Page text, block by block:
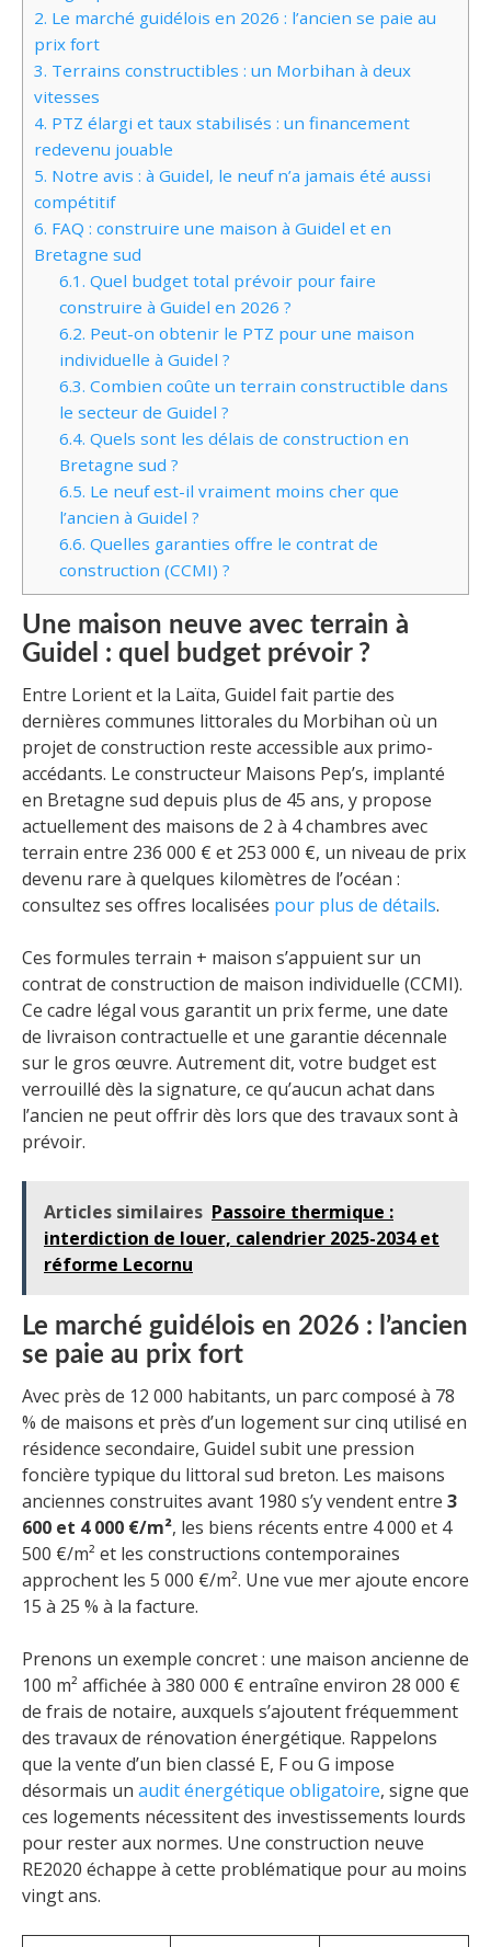
2. Le marché guidélois en 2026 : l’ancien se paie au
prix fort
3. Terrains constructibles : un Morbihan à deux
vitesses
4. PTZ élargi et taux stabilisés : un financement
redevenu jouable
5. Notre avis : à Guidel, le neuf n’a jamais été aussi
compétitif
6. FAQ : construire une maison à Guidel et en
Bretagne sud
6.1. Quel budget total prévoir pour faire
construire à Guidel en 2026 ?
6.2. Peut-on obtenir le PTZ pour une maison
individuelle à Guidel ?
6.3. Combien coûte un terrain constructible dans
le secteur de Guidel ?
6.4. Quels sont les délais de construction en
Bretagne sud ?
6.5. Le neuf est-il vraiment moins cher que
l’ancien à Guidel ?
6.6. Quelles garanties offre le contrat de
construction (CCMI) ?
Une maison neuve avec terrain à
Guidel : quel budget prévoir ?
Entre Lorient et la Laïta, Guidel fait partie des
dernières communes littorales du Morbihan où un
projet de construction reste accessible aux primo-
accédants. Le constructeur Maisons Pep’s, implanté
en Bretagne sud depuis plus de 45 ans, y propose
actuellement des maisons de 2 à 4 chambres avec
terrain entre 236 000 € et 253 000 €, un niveau de prix
devenu rare à quelques kilomètres de l’océan :
consultez ses offres localisées pour plus de détails.
Ces formules terrain + maison s’appuient sur un
contrat de construction de maison individuelle (CCMI).
Ce cadre légal vous garantit un prix ferme, une date
de livraison contractuelle et une garantie décennale
sur le gros œuvre. Autrement dit, votre budget est
verrouillé dès la signature, ce qu’aucun achat dans
l’ancien ne peut offrir dès lors que des travaux sont à
prévoir.
Articles similaires Passoire thermique :
interdiction de louer, calendrier 2025-2034 et
réforme Lecornu
Le marché guidélois en 2026 : l’ancien
se paie au prix fort
Avec près de 12 000 habitants, un parc composé à 78
% de maisons et près d’un logement sur cinq utilisé en
résidence secondaire, Guidel subit une pression
foncière typique du littoral sud breton. Les maisons
anciennes construites avant 1980 s’y vendent entre 3
600 et 4 000 €/m², les biens récents entre 4 000 et 4
500 €/m² et les constructions contemporaines
approchent les 5 000 €/m². Une vue mer ajoute encore
15 à 25 % à la facture.
Prenons un exemple concret : une maison ancienne de
100 m² affichée à 380 000 € entraîne environ 28 000 €
de frais de notaire, auxquels s’ajoutent fréquemment
des travaux de rénovation énergétique. Rappelons
que la vente d’un bien classé E, F ou G impose
désormais un audit énergétique obligatoire, signe que
ces logements nécessitent des investissements lourds
pour rester aux normes. Une construction neuve
RE2020 échappe à cette problématique pour au moins
vingt ans.